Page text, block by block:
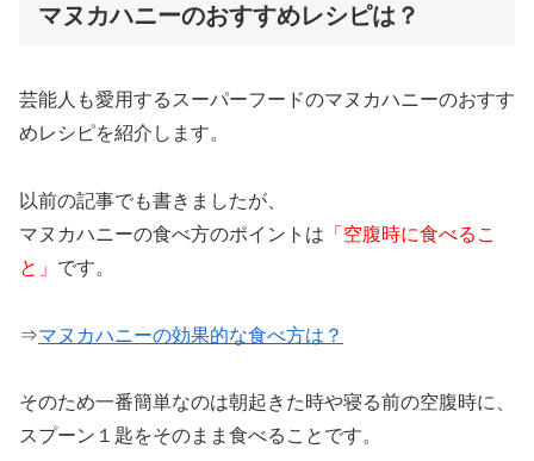
マヌカハニーのおすすめレシピは？
芸能人も愛用するスーパーフードのマヌカハニーのおすす
めレシピを紹介します。
以前の記事でも書きましたが、
マヌカハニーの食べ方のポイントは 「空腹時に食べるこ
と」 です。
⇒マヌカハニーの効果的な食べ方は？
そのため一番簡単なのは朝起きた時や寝る前の空腹時に、
スプーン１匙をそのまま食べることです。